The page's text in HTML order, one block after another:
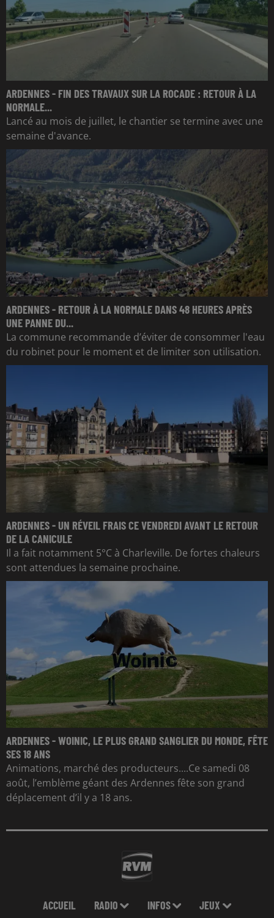
ARDENNES - FIN DES TRAVAUX SUR LA ROCADE : RETOUR À LA
NORMALE...
Lancé au mois de juillet, le chantier se termine avec une
semaine d'avance.
ARDENNES - RETOUR À LA NORMALE DANS 48 HEURES APRÈS
UNE PANNE DU...
La commune recommande d’éviter de consommer l'eau
du robinet pour le moment et de limiter son utilisation.
ARDENNES - UN RÉVEIL FRAIS CE VENDREDI AVANT LE RETOUR
DE LA CANICULE
Il a fait notamment 5°C à Charleville. De fortes chaleurs
sont attendues la semaine prochaine.
ARDENNES - WOINIC, LE PLUS GRAND SANGLIER DU MONDE, FÊTE
SES 18 ANS
Animations, marché des producteurs....Ce samedi 08
août, l’emblème géant des Ardennes fête son grand
déplacement d’il y a 18 ans.
ACCUEIL RADIO INFOS JEUX